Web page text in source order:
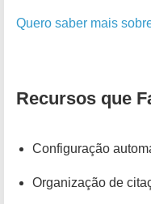
Quero saber mais
Recursos que
Configuração
Organização de